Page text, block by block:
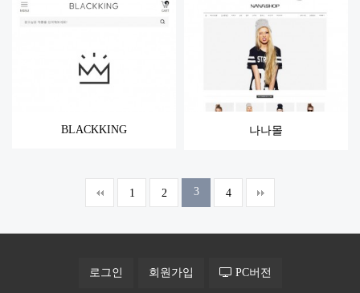
BLACKKING 나나몰
1 2 3 4
로그인 회원가입 PC버전